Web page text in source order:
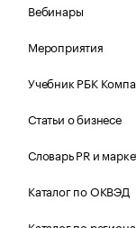
Вебинары
Мероприятия
Учебник РБК
Статьи о бизнесе
Словарь PR и
Каталог по ОКВЭД